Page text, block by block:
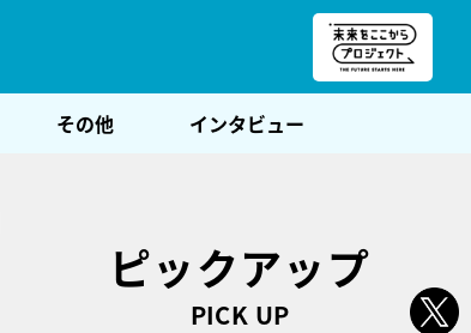
その他 インタビュー
ピックアップ
PICK UP